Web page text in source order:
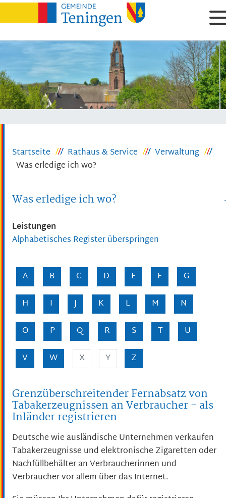
Startseite Rathaus & Service
Verwaltung
Was erledige ich wo?
Was erledige ich wo?
Leistungen
Alphabetisches Register überspringen
A B C D E F
G
H
I J K L M
N
O
P Q R S T
U
V
W X Y Z
Grenzüberschreitender Fernabsatz von
Tabakerzeugnissen an Verbraucher - als
Inländer registrieren
Deutsche wie ausländische Unternehmen verkaufen
Tabakerzeugnisse und elektronische Zigaretten oder
Nachfüllbehälter an Verbraucherinnen und
Verbraucher vor allem über das Internet.